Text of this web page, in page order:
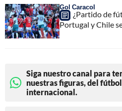
Gol Caracol
¿Partido de
Portugal y Chile
Siga nuestro canal para
nuestras figuras, del
internacional.